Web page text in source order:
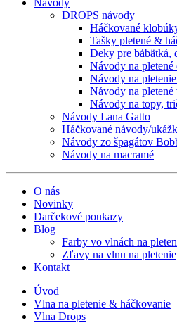
Návody
DROPS návody
Háčkované
Tašky pletené &
Deky pre bábätká,
Návody na pletené
Návody na
Návody na pletené
Návody na topy,
Návody Lana Gatto
Háčkované návody/
Návody zo špagátov
Návody na macramé
O nás
Novinky
Darčekové poukazy
Blog
Farby vo vlnách na
Zľavy na vlnu na pletenie
Kontakt
Úvod
Vlna na pletenie & háčkovanie
Vlna Drops